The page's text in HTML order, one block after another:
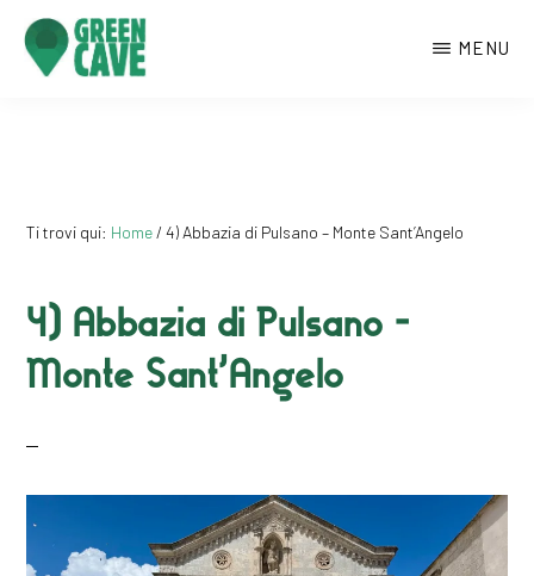
Passa
Monte
MENU
Ti trovi qui: Home/ 4) Abbazia di Pulsano – Monte Sant’Angelo
4) Abbazia di Pulsano –
Monte Sant’Angelo